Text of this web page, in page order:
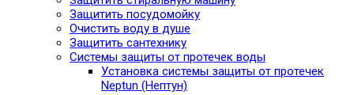
Защитить посудомойку
Очистить воду в душе
Защитить сантехнику
Системы защиты от протечек воды
Установка системы защиты от протечек
Neptun (Нептун)